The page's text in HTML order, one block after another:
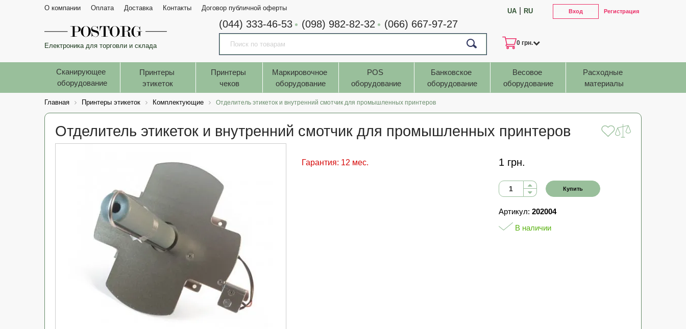
О компании Оплата Доставка Контакты Договор публичной оферты UA RU Вход Регистрация
Електроника для торговли и склада
(044) 333-46-53 (098) 982-82-32 (066) 667-97-27
0 грн.
Сканирующее
оборудование
Принтеры
этикеток
Принтеры
чеков
Маркировочное
оборудование
POS
оборудование
Банковское
оборудование
Весовое
оборудование
Расходные
материалы
Главная Принтеры этикеток Комплектующие Отделитель этикеток и внутренний смотчик для промышленных принтеров
Отделитель этикеток и внутренний смотчик для промышленных принтеров
Гарантия: 12 мес. 1 грн.
Купить
Артикул: 202004
В наличии